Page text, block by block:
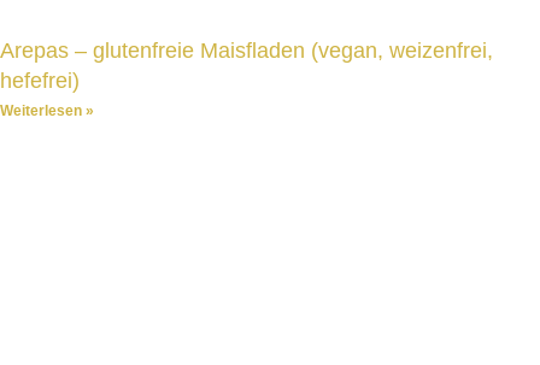
Arepas – glutenfreie Maisfladen (vegan, weizenfrei,
hefefrei)
Weiterlesen »